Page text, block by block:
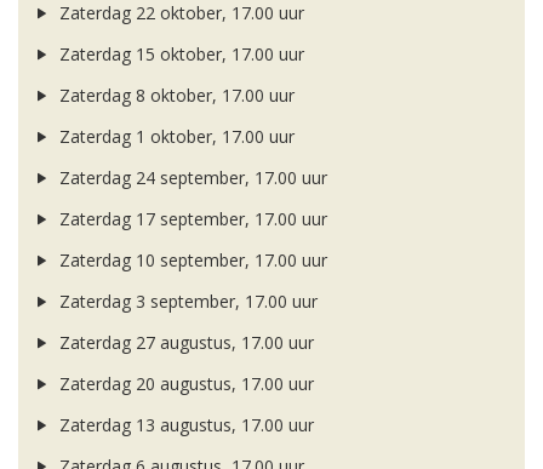
Zaterdag 22 oktober, 17.00 uur
Zaterdag 15 oktober, 17.00 uur
Zaterdag 8 oktober, 17.00 uur
Zaterdag 1 oktober, 17.00 uur
Zaterdag 24 september, 17.00 uur
Zaterdag 17 september, 17.00 uur
Zaterdag 10 september, 17.00 uur
Zaterdag 3 september, 17.00 uur
Zaterdag 27 augustus, 17.00 uur
Zaterdag 20 augustus, 17.00 uur
Zaterdag 13 augustus, 17.00 uur